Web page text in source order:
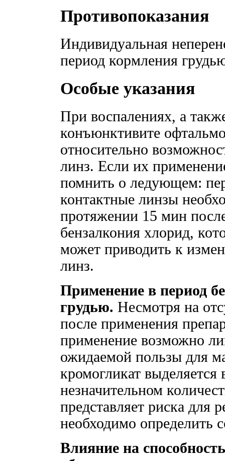
Противопоказания
Индивидуальная
период кормления
Особые указания
При воспалениях, а
конъюнктивите
относительно
линз. Если их
помнить о ледующем:
контактные линзы
протяжении 15 мин
бензалкония хлорид,
может приводить к
линз.
Применение в период
грудью. Несмотря на
после применения
применение возможно
ожидаемой пользы для
кромогликат выделяется
незначительном
представляет риска для
необходимо определить
Влияние на